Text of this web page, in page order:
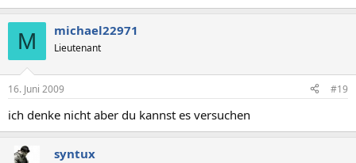
M michael22971
Lieutenant
16. Juni 2009 #19
ich denke nicht aber du kannst es versuchen
syntux